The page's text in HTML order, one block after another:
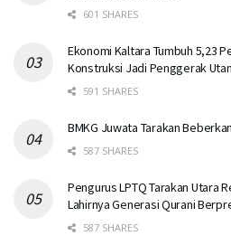
601 SHARES
Ekonomi Kaltara Tumbuh 5,23
Konstruksi Jadi Penggerak
591 SHARES
BMKG Juwata Tarakan
587 SHARES
Pengurus LPTQ Tarakan Utara
Lahirnya Generasi Qurani
587 SHARES